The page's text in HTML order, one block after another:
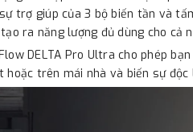
trợ giúp của 3 bộ biến tần và
ra năng lượng đủ dùng cho cả
DELTA Pro Ultra cho phép
hoặc trên mái nhà và biến sự